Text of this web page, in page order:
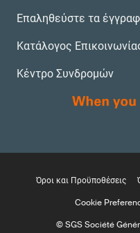
Επαληθεύστε τα
Κατάλογος
Κέντρο Συνδρομών
Όροι και Προϋποθέσεις
Cookie
© SGS Société